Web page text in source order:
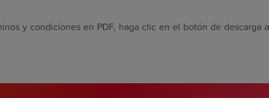
y condiciones en PDF, haga clic en el botón de descarga a